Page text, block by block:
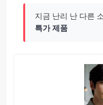
지금 난리 난 다른
특가 제품